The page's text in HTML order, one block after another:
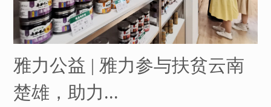
雅力公益 | 雅力参与扶贫云南
楚雄，助力...